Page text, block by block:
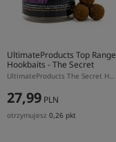
UltimateProducts Top Range
Hookbaits - The Secret
UltimateProducts The Secret Hookbaits – Utwardzane Tonące Kulki Haczykowe
27,99 PLN
otrzymujesz 0,26 pkt